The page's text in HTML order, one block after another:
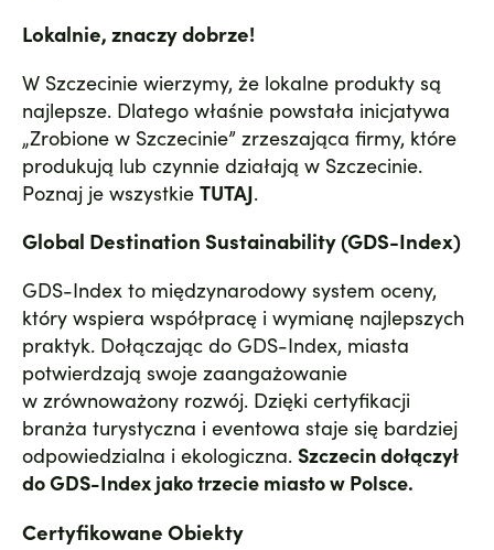
Lokalnie, znaczy dobrze!
W Szczecinie wierzymy, że lokalne produkty są
najlepsze. Dlatego właśnie powstała inicjatywa
„Zrobione w Szczecinie” zrzeszająca firmy, które
produkują lub czynnie działają w Szczecinie.
Poznaj je wszystkie TUTAJ.
Global Destination Sustainability (GDS-Index)
GDS-Index to międzynarodowy system oceny,
który wspiera współpracę i wymianę najlepszych
praktyk. Dołączając do GDS-Index, miasta
potwierdzają swoje zaangażowanie
w zrównoważony rozwój. Dzięki certyfikacji
branża turystyczna i eventowa staje się bardziej
odpowiedzialna i ekologiczna. Szczecin dołączył
do GDS-Index jako trzecie miasto w Polsce.
Certyfikowane Obiekty